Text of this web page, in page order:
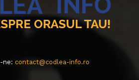
ne: contact@codlea-info.ro